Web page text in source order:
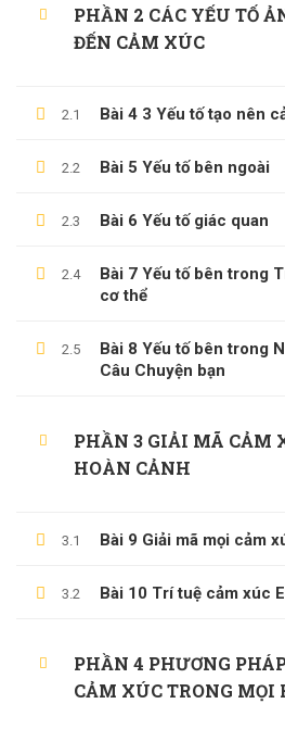
PHẦN 2 CÁC YẾU TỐ
ĐẾN CẢM XÚC
2.1 Bài 4 3 Yếu tố tạo nên
2.2 Bài 5 Yếu tố bên ngoài
2.3 Bài 6 Yếu tố giác quan
2.4
Bài 7 Yếu tố bên trong
cơ thể
2.5
Bài 8 Yếu tố bên trong
Câu Chuyện bạn
PHẦN 3 GIẢI MÃ CẢM
HOÀN CẢNH
3.1 Bài 9 Giải mã mọi cảm
3.2 Bài 10 Trí tuệ cảm xúc
PHẦN 4 PHƯƠNG
CẢM XÚC TRONG MỌI
KỸ NĂNG MỀM
PHÁT TRIỂN BẢN THÂN
Thần Số Học – Sinh Trắc Vân
500,000 ₫99,000 ₫
600,000 ₫199,000 ₫
KỸ NĂNG KỶ LUẬT BẢN THÂN
600,000 ₫99,000 ₫